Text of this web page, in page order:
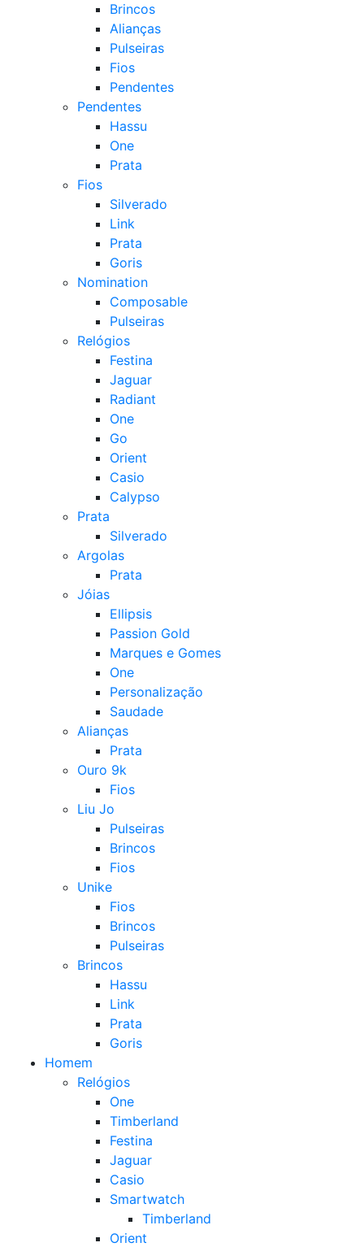
Brincos
Alianças
Pulseiras
Fios
Pendentes
Pendentes
Hassu
One
Prata
Fios
Silverado
Link
Prata
Goris
Nomination
Composable
Pulseiras
Relógios
Festina
Jaguar
Radiant
One
Go
Orient
Casio
Calypso
Prata
Silverado
Argolas
Prata
Jóias
Ellipsis
Passion Gold
Marques e Gomes
One
Personalização
Saudade
Alianças
Prata
Ouro 9k
Fios
Liu Jo
Pulseiras
Brincos
Fios
Unike
Fios
Brincos
Pulseiras
Brincos
Hassu
Link
Prata
Goris
Homem
Relógios
One
Timberland
Festina
Jaguar
Casio
Smartwatch
Timberland
Orient